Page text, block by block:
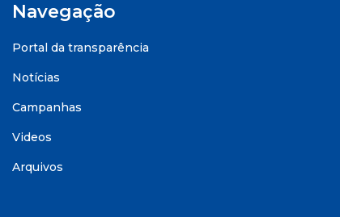
Navegação
Portal da transparência
Notícias
Campanhas
Videos
Arquivos